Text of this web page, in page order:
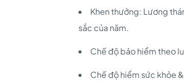
Khen thưởng: Lương
sắc của năm.
Chế độ bảo hiểm theo
Chế độ hiểm sức khỏe